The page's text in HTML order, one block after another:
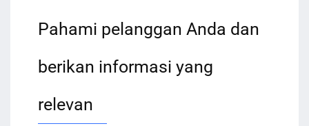
Pahami pelanggan Anda dan
berikan informasi yang
relevan